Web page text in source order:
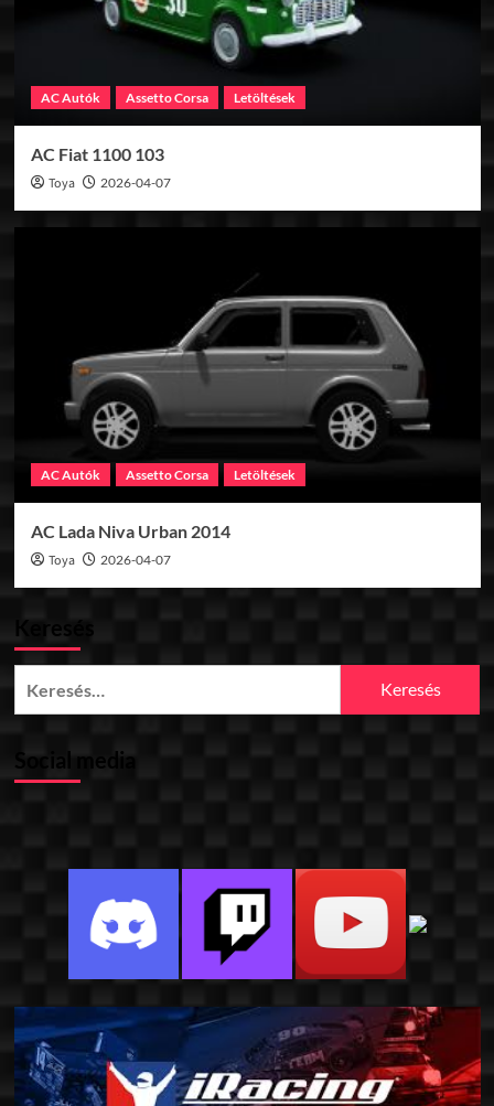
AC Autók Assetto Corsa Letöltések
AC Fiat 1100 103
Toya 2026-04-07
AC Autók Assetto Corsa Letöltések
AC Lada Niva Urban 2014
Toya 2026-04-07
Keresés
Social media